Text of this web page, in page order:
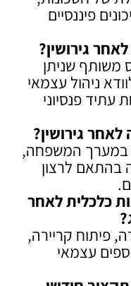
פיננסיים
גירושין?
משותף שניתן
ניהול עצמאי
פנסיוני
גירושין?
במערך המשפחה,
בהתאם לרצון
כלכלית לאחר
?
פיתוח קריירה,
עצמאי